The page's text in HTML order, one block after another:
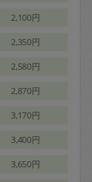
2,100円
2,350円
2,580円
2,870円
3,170円
3,400円
3,650円